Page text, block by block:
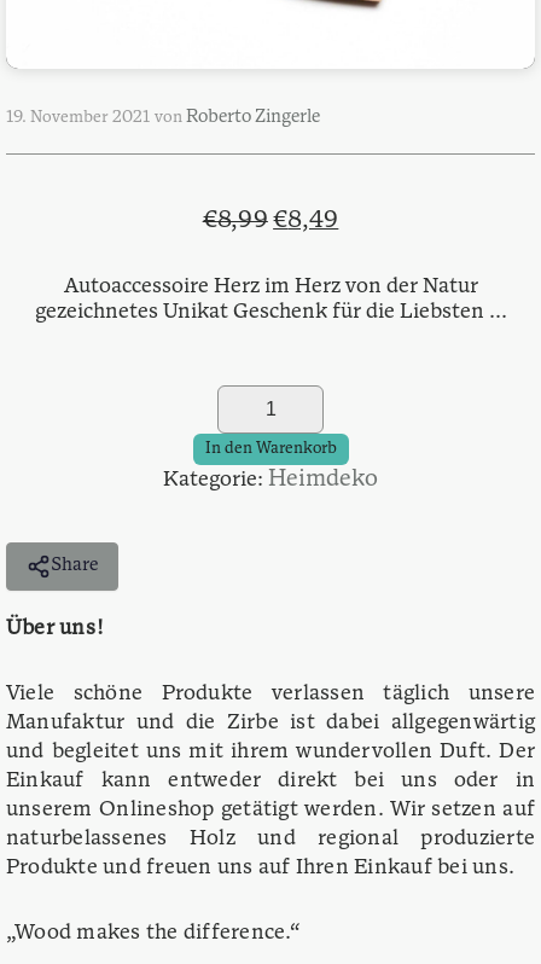
19. November 2021 von Roberto Zingerle
€8,99 Ursprünglicher
war:
€8,99
€8,49
ist:
€8,49.
Autoaccessoire Herz im Herz von der Natur
gezeichnetes Unikat Geschenk für die Liebsten ...
Auto
Accessoire
Herz
im
In den Warenkorb
Kategorie: Heimdeko
Share
Über uns!
Viele schöne Produkte verlassen täglich unsere
Manufaktur und die Zirbe ist dabei allgegenwärtig
und begleitet uns mit ihrem wundervollen Duft. Der
Einkauf kann entweder direkt bei uns oder in
unserem Onlineshop getätigt werden. Wir setzen auf
naturbelassenes Holz und regional produzierte
Produkte und freuen uns auf Ihren Einkauf bei uns.
„Wood makes the difference.“